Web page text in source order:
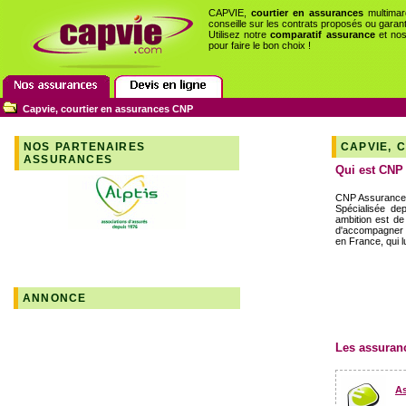
Capvie, courtier en assurances CNP
CAPVIE,courtier en assurances
conseille sur les contrats proposés ou
Utilisez notrecomparatif assuranceet
pour faire le bon choix !
NOS PARTENAIRES
ASSURANCES
ANNONCE
CAPVIE,
Qui est CNP
CNP
Spécialisée
ambition est
en France, qui
Les